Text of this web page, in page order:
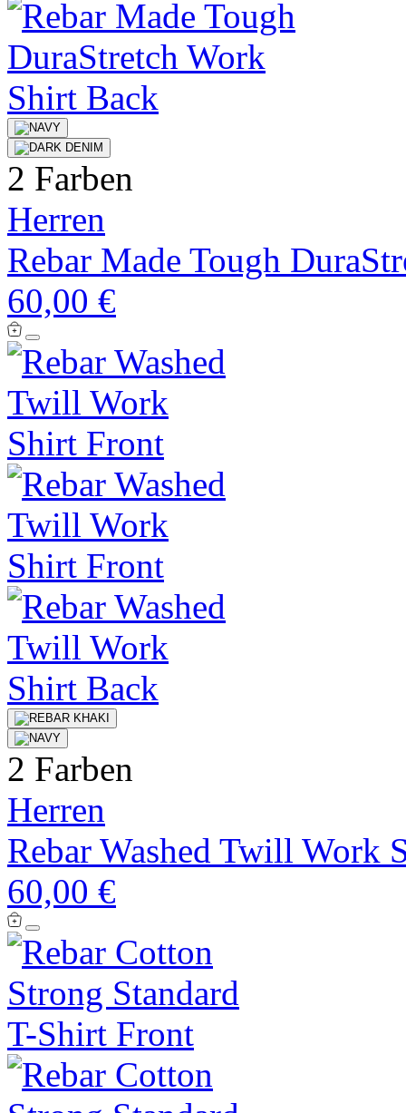
2 Farben
Herren
Rebar Made Tough
60,00 €
2 Farben
Herren
Rebar Washed Twill Work
60,00 €